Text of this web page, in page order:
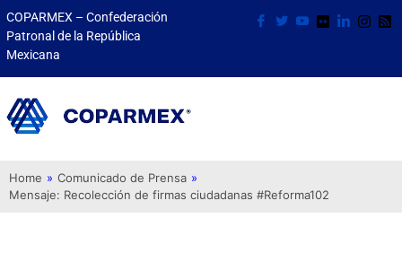
COPARMEX – Confederación
Patronal de la República
Mexicana
Home » Comunicado de Prensa »
Mensaje: Recolección de firmas ciudadanas #Reforma102